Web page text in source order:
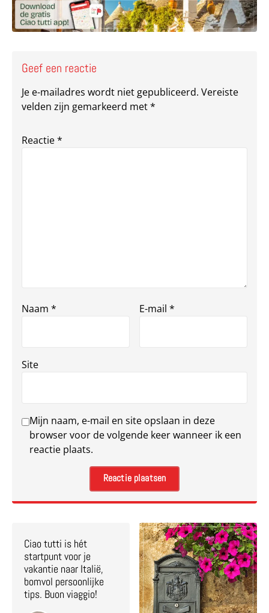
Geef een reactie
Je e-mailadres wordt niet gepubliceerd. Vereiste
velden zijn gemarkeerd met*
Reactie*
Naam * E-mail *
Site
Mijn naam, e-mail en site opslaan in deze
browser voor de volgende keer wanneer ik een
reactie plaats.
Ciao tutti is hét
startpunt voor je
vakantie naar Italië,
bomvol persoonlijke
tips. Buon viaggio!